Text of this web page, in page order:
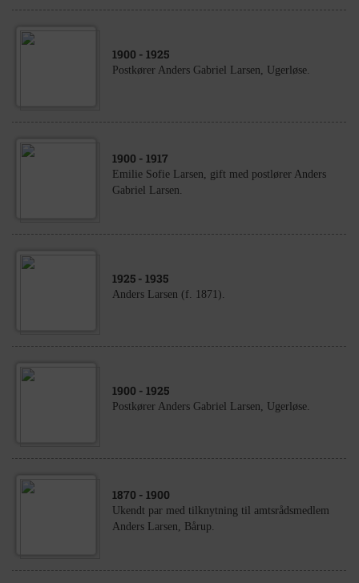
1900 - 1925
Postkører Anders Gabriel Larsen, Ugerløse.
1900 - 1917
Emilie Sofie Larsen, gift med postlører Anders
Gabriel Larsen.
1925 - 1935
Anders Larsen (f. 1871).
1900 - 1925
Postkører Anders Gabriel Larsen, Ugerløse.
1870 - 1900
Ukendt par med tilknytning til amtsrådsmedlem
Anders Larsen, Bårup.